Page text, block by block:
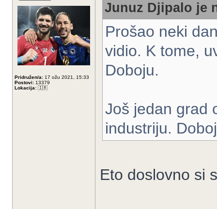
Pridružen/a: 17 ožu 2021, 15:33
Postovi: 13379
Lokacija: 🇮🇷
Junuz Djipalo je
Prošao neki
vidio. K tome,
Doboju.
Još jedan grad
industriju.
Eto doslovno si